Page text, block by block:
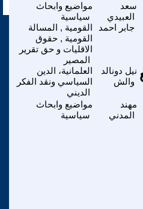
مواضيع وابحاث
سياسية
سعد
العبيدي
القومية , المسالة
القومية , حقوق
الاقليات و حق تقرير
المصير
جابر احمد
العلمانية، الدين
السياسي ونقد الفكر
الديني
نيل دونالد
والش
مواضيع وابحاث
سياسية
مهند
المدني